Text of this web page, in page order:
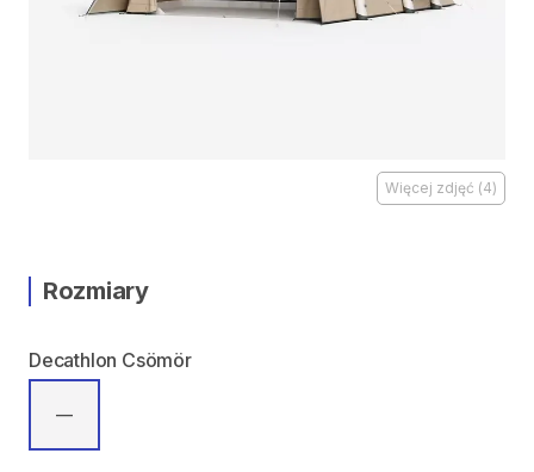
Więcej zdjęć (4)
Rozmiary
Decathlon Csömör
—